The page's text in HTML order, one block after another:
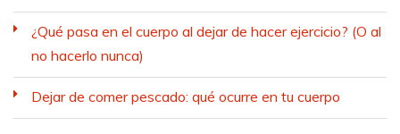
¿Qué pasa en el cuerpo al dejar de hacer ejercicio? (O al
no hacerlo nunca)
Dejar de comer pescado: qué ocurre en tu cuerpo